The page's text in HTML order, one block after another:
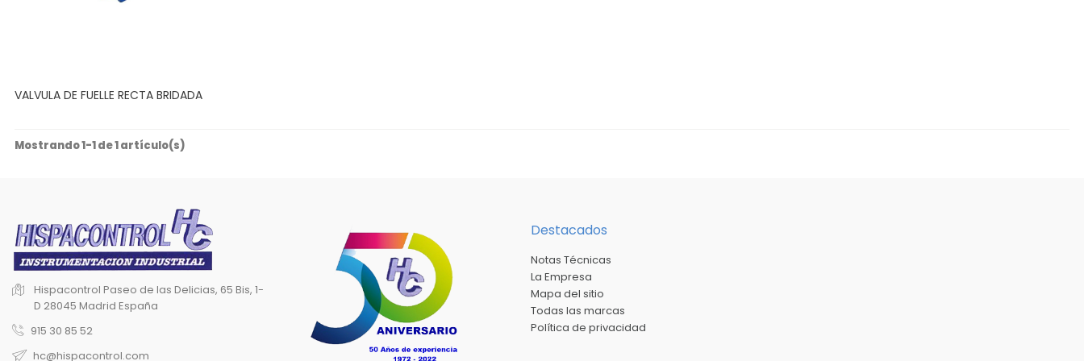
VALVULA DE FUELLE RECTA BRIDADA
Mostrando 1-1 de 1 artículo(s)
Hispacontrol Paseo de las Delicias, 65 Bis, 1-
D 28045 Madrid España
915 30 85 52
hc@hispacontrol.com
Destacados
Notas Técnicas
La Empresa
Mapa del sitio
Todas las marcas
Política de privacidad